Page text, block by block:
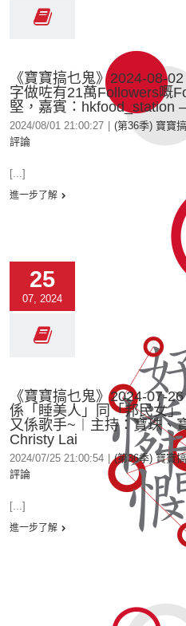
《寶寶搞乜鬼》2024-08-
字做咗有21萬Followers嘅
堅，嘉賓：hkfood_station
2024/08/01 21:00:27 (第36季) 寶寶
評論
[...]
進一步了解
25
07, 2024
《寶寶搞乜鬼》2024-07-
係「睡美人」同「邦民女
又係歌手~︱主持：寶珠、
Christy Lai
2024/07/25 21:00:54 (第36季) 寶寶
評論
[...]
進一步了解